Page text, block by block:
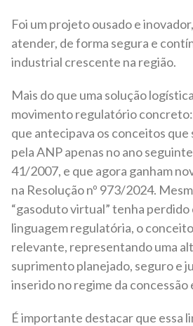
Foi um projeto ousado e
atender, de forma segura e
industrial crescente na região.
Mais do que uma solução
movimento regulatório
que antecipava os conceitos que
pela ANP apenas no ano
41/2007, e que agora ganham
na Resolução nº 973/2024.
“gasoduto virtual” tenha perdido
linguagem regulatória, o
relevante, representando uma
suprimento planejado, seguro e
inserido no regime da concessão
É importante destacar que essa